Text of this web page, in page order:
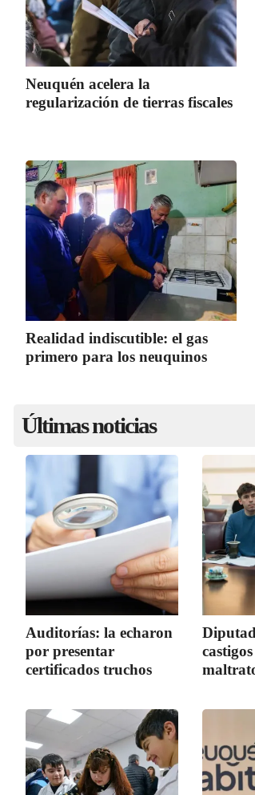
Neuquén acelera la
regularización de tierras fiscales
Realidad indiscutible: el gas
primero para los neuquinos
Últimas noticias
Auditorías: la echaron
por presentar
certificados truchos